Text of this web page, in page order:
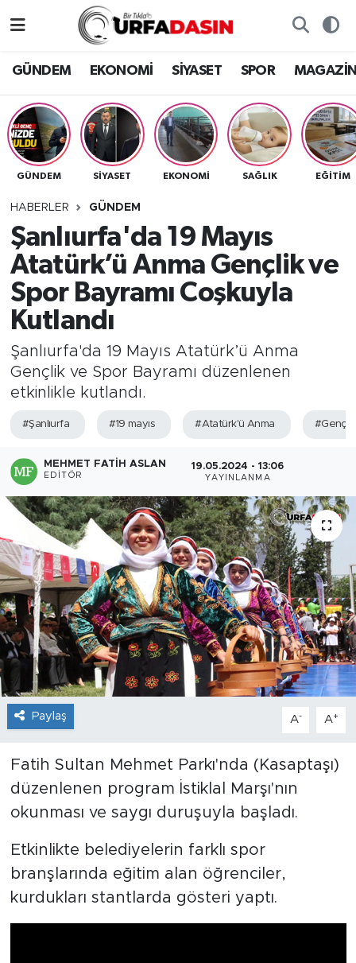
GÜNDEM EKONOMİ SİYASET SPOR
GÜNDEM SİYASET EKONOMİ SAĞLIK EĞITIM
HABERLER GÜNDEM
Şanlıurfa'da 19 Mayıs
Atatürk’ü Anma Gençlik ve
Spor Bayramı Coşkuyla
Kutlandı
Şanlıurfa'da 19 Mayıs Atatürk’ü Anma
Gençlik ve Spor Bayramı düzenlenen
etkinlikle kutlandı.
#Şanlıurfa #19 mayıs #Atatürk'ü Anma
MEHMET FATIH ASLAN
EDITÖR
19.05.2024 - 13:06
YAYINLANMA
Paylaş A- A+
Fatih Sultan Mehmet Parkı'nda (Kasaptaşı)
düzenlenen program İstiklal Marşı'nın
okunması ve saygı duruşuyla başladı.
Etkinlikte belediyelerin farklı spor
branşlarında eğitim alan öğrenciler,
kurdukları stantlarda gösteri yaptı.
EKONOMİ
SİYASET
SPOR
SAĞLIK
TEKNOLOJİ
OTOMOBİL
Gizlilik ve Güvenlik Politikası
İletişim
Nöbetçi Eczaneler
Hava Durumu
Namaz Vakitleri
Trafik Durumu
Tüm Manşetler
Son Dakika Haberleri
Haber Arşivi